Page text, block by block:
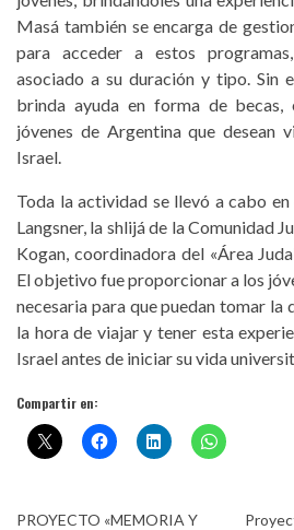
Masá también se encarga de
para acceder a estos
asociado a su duración y tipo. Sin
brinda ayuda en forma de becas,
jóvenes de Argentina que desean
Israel.
Toda la actividad se llevó a cabo
Langsner, la shlijá de la Comunidad
Kogan, coordinadora del «Área
El objetivo fue proporcionar a los
necesaria para que puedan tomar la
la hora de viajar y tener esta
Israel antes de iniciar su vida
Compartir en:
PROYECTO «MEMORIA Y